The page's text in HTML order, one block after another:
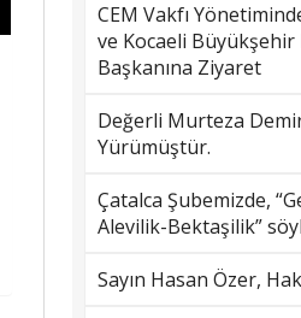
CEM Vakfı
ve Kocaeli Büyükşehir
Başkanına Ziyaret
Değerli Murteza
Yürümüştür.
Çatalca Şubemizde,
Alevilik-Bektaşilik”
Sayın Hasan Özer,